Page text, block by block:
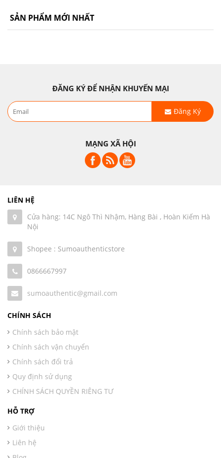
SẢN PHẨM MỚI NHẤT
ĐĂNG KÝ ĐỂ NHẬN KHUYẾN MẠI
Đăng Ký
MẠNG XÃ HỘI
LIÊN HỆ
Cửa hàng: 14C Ngô Thì Nhậm, Hàng Bài , Hoàn Kiếm Hà
Nội
Shopee : Sumoauthenticstore
0866667997
sumoauthentic@gmail.com
CHÍNH SÁCH
Chính sách bảo mật
Chính sách vận chuyển
Chính sách đổi trả
Quy định sử dụng
CHÍNH SÁCH QUYỀN RIÊNG TƯ
HỖ TRỢ
Giới thiệu
Liên hệ